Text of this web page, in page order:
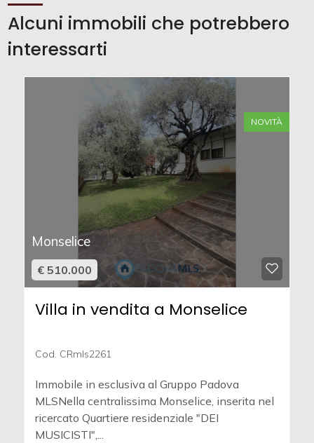
Alcuni immobili che potrebbero
interessarti
NOVITÀ
Monselice
€ 510.000
Villa in vendita a Monselice
Cod. CRmls2261
Immobile in esclusiva al Gruppo Padova
MLSNella centralissima Monselice, inserita nel
ricercato Quartiere residenziale "DEI
MUSICISTI",...